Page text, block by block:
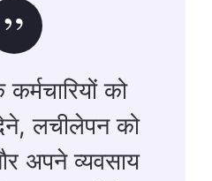
”
को
लचीलेपन को
अपने व्यवसाय